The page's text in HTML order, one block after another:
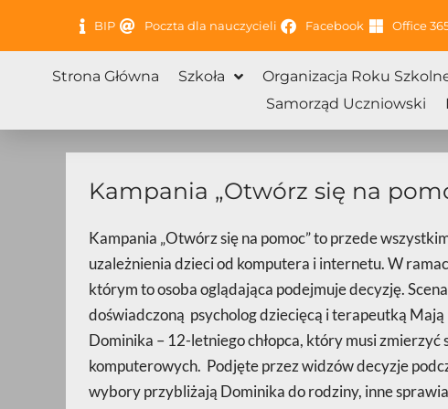
BIP Poczta dla nauczycieli Facebook Office
Strona Główna Szkoła Organizacja Roku
Samorząd Uczniowski
Kampania „Otwórz się na
Kampania „Otwórz się na pomoc” to przede
uzależnienia dzieci od komputera i internetu. W
którym to osoba oglądająca podejmuje decyzję.
doświadczoną psycholog dziecięcą i terapeutką
Dominika – 12-letniego chłopca, który musi zmierzyć
komputerowych. Podjęte przez widzów decyzje
wybory przybliżają Dominika do rodziny, inne